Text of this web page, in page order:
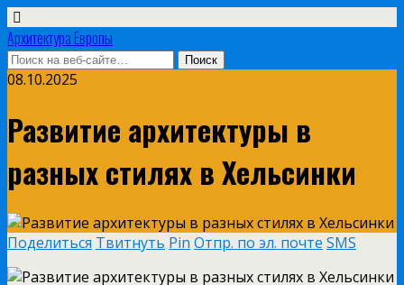
Архитектура Европы
08.10.2025
Развитие архитектуры в
разных стилях в Хельсинки
Поделиться Твитнуть Pin Отпр. по эл. почте SMS